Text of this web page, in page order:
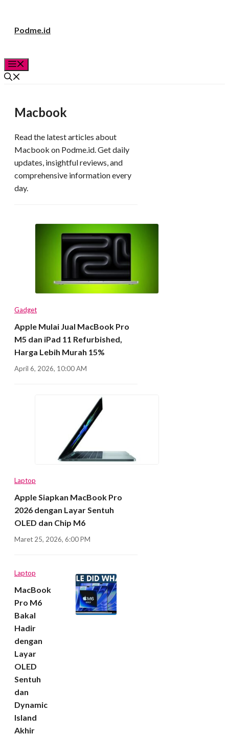
Podme.id
Macbook
Read the latest articles about
Macbook on Podme.id. Get daily
updates, insightful reviews, and
comprehensive information every
day.
Gadget
Apple Mulai Jual MacBook Pro
M5 dan iPad 11 Refurbished,
Harga Lebih Murah 15%
April 6, 2026, 10:00 AM
Laptop
Apple Siapkan MacBook Pro
2026 dengan Layar Sentuh
OLED dan Chip M6
Maret 25, 2026, 6:00 PM
Laptop
MacBook
Pro M6
Bakal
Hadir
dengan
Layar
OLED
Sentuh
dan
Dynamic
Island
Akhir